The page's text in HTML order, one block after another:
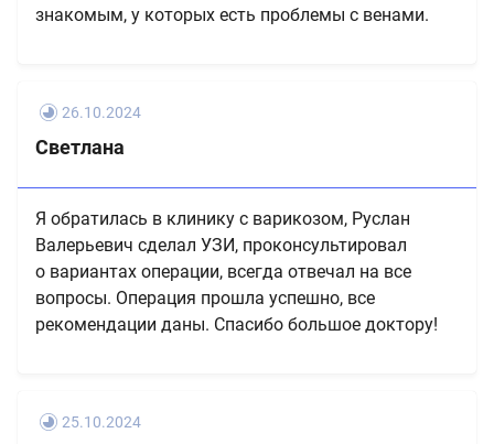
знакомым, у которых есть проблемы с венами.
26.10.2024
Светлана
Я обратилась в клинику с варикозом, Руслан
Валерьевич сделал УЗИ, проконсультировал
о вариантах операции, всегда отвечал на все
вопросы. Операция прошла успешно, все
рекомендации даны. Спасибо большое доктору!
25.10.2024